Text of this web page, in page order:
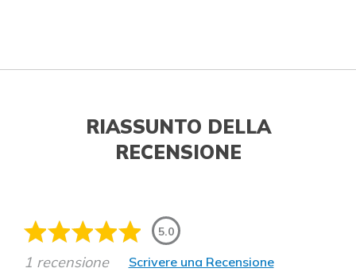
RIASSUNTO DELLA
RECENSIONE
5.0
1 recensione Scrivere una Recensione